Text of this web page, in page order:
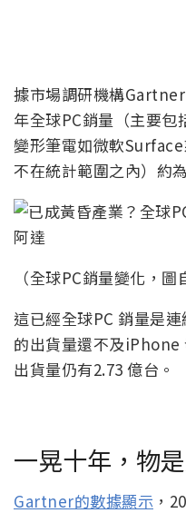
據市場調研機構
年全球PC銷量（主要包
變形筆電如微軟
不在統計範圍之內）約
（全球PC銷量變化，圖
這已經全球PC 銷量是
的出貨量還不及iPhone
出貨量仍有2.73 億台。
一晃十年，物
Gartner的數據顯示 ，